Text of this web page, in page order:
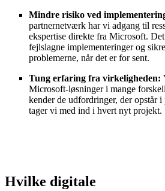
Mindre risiko ved
partnernetværk har vi adgang til
ekspertise direkte fra Microsoft.
fejlslagne implementeringer og
problemerne, når det er for sent.
Tung erfaring fra virkeligheden:
Microsoft-løsninger i mange
kender de udfordringer, der opstår
tager vi med ind i hvert nyt projekt.
Hvilke digitale